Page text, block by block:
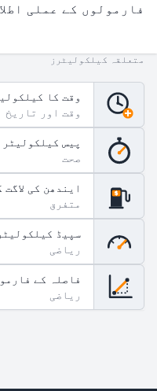
فارمولوں کے عملی
متعلقہ کیلکولیٹرز
وقت کا
وقت اور تاریخ
پیس کیلکولیٹر
صحت
$
ایندھن کی
متفرق
سپیڈ کیلکولیٹر
ریاضی
فاصلہ کے
ریاضی